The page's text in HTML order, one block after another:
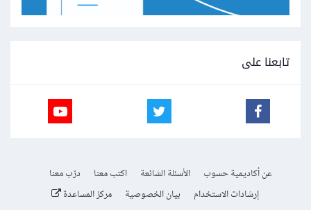
تابعنا على
عن أكاديمية حسوب الأسئلة الشائعة اكتب معنا
درّب معنا
إرشادات الاستخدام
بيان الخصوصية مركز المساعدة